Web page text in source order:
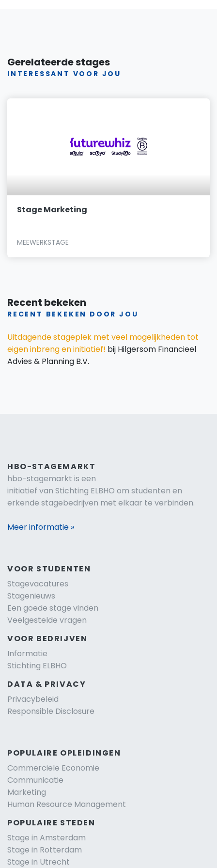
Gerelateerde stages
INTERESSANT VOOR JOU
Stage Marketing
MEEWERKSTAGE
Recent bekeken
RECENT BEKEKEN DOOR JOU
Uitdagende stageplek met veel mogelijkheden tot
eigen inbreng en initiatief! bij Hilgersom Financieel
Advies & Planning B.V.
HBO-STAGEMARKT
hbo-stagemarkt is een
initiatief van Stichting ELBHO om studenten en
erkende stagebedrijven met elkaar te verbinden.
Meer informatie »
VOOR STUDENTEN
Stagevacatures
Stagenieuws
Een goede stage vinden
Veelgestelde vragen
VOOR BEDRIJVEN
Informatie
Stichting ELBHO
DATA & PRIVACY
Privacybeleid
Responsible Disclosure
POPULAIRE OPLEIDINGEN
Commerciele Economie
Communicatie
Marketing
Human Resource Management
POPULAIRE STEDEN
Stage in Amsterdam
Stage in Rotterdam
Stage in Utrecht